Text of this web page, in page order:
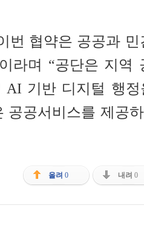
번 협약은 공공과
라며 “공단은 지
AI 기반 디지털 행
공공서비스를 제공
올려 0 내려 0